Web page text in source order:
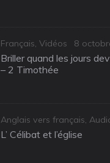
Categories
Français, Vidéos
Posted
on
8
Briller quand les jours
– 2 Timothée
Categories
Anglais vers français,
L’ Célibat et l’église